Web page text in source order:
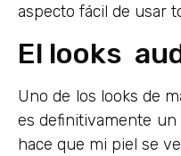
aspecto fácil de usar
El looks
Uno de los looks de
es definitivamente un
hace que mi piel se